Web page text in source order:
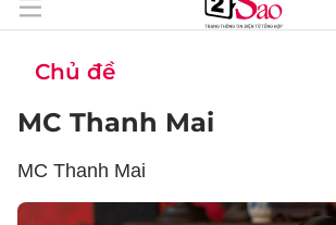
Chủ đề
MC Thanh Mai
MC Thanh Mai